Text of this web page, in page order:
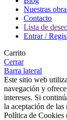
Nuestras
Contacto
Lista de
Entrar /
Carrito
Cerrar
Barra lateral
Este sitio web
navegación y
intereses. Si
la aceptación de las
Política de Cookies